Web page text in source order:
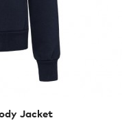
Jacket